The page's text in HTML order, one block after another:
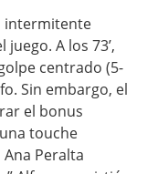
intermitente
A los 73’,
centrado (5-
Sin embargo, el
el bonus
touche
Peralta